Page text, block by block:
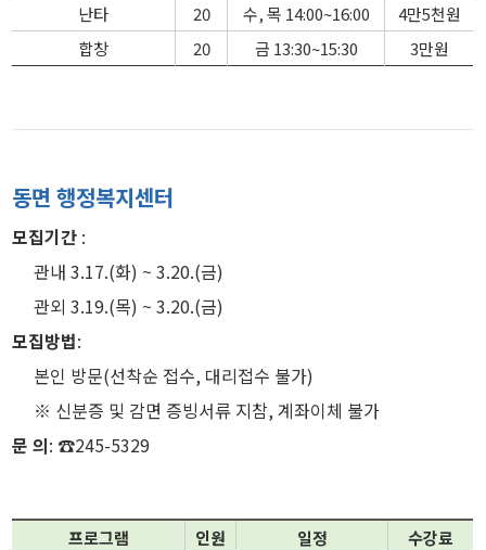
난타
20 수, 목 14:00~16:00
4만5천원
합창
20 금 13:30~15:30 3만원
동면 행정복지센터
모집기간 :
관내 3.17.(화) ~ 3.20.(금)
관외 3.19.(목) ~ 3.20.(금)
모집방법:
본인 방문(선착순 접수, 대리접수 불가)
※ 신분증 및 감면 증빙서류 지참, 계좌이체 불가
문 의: ☎245-5329
프로그램 인원 일정
수강료